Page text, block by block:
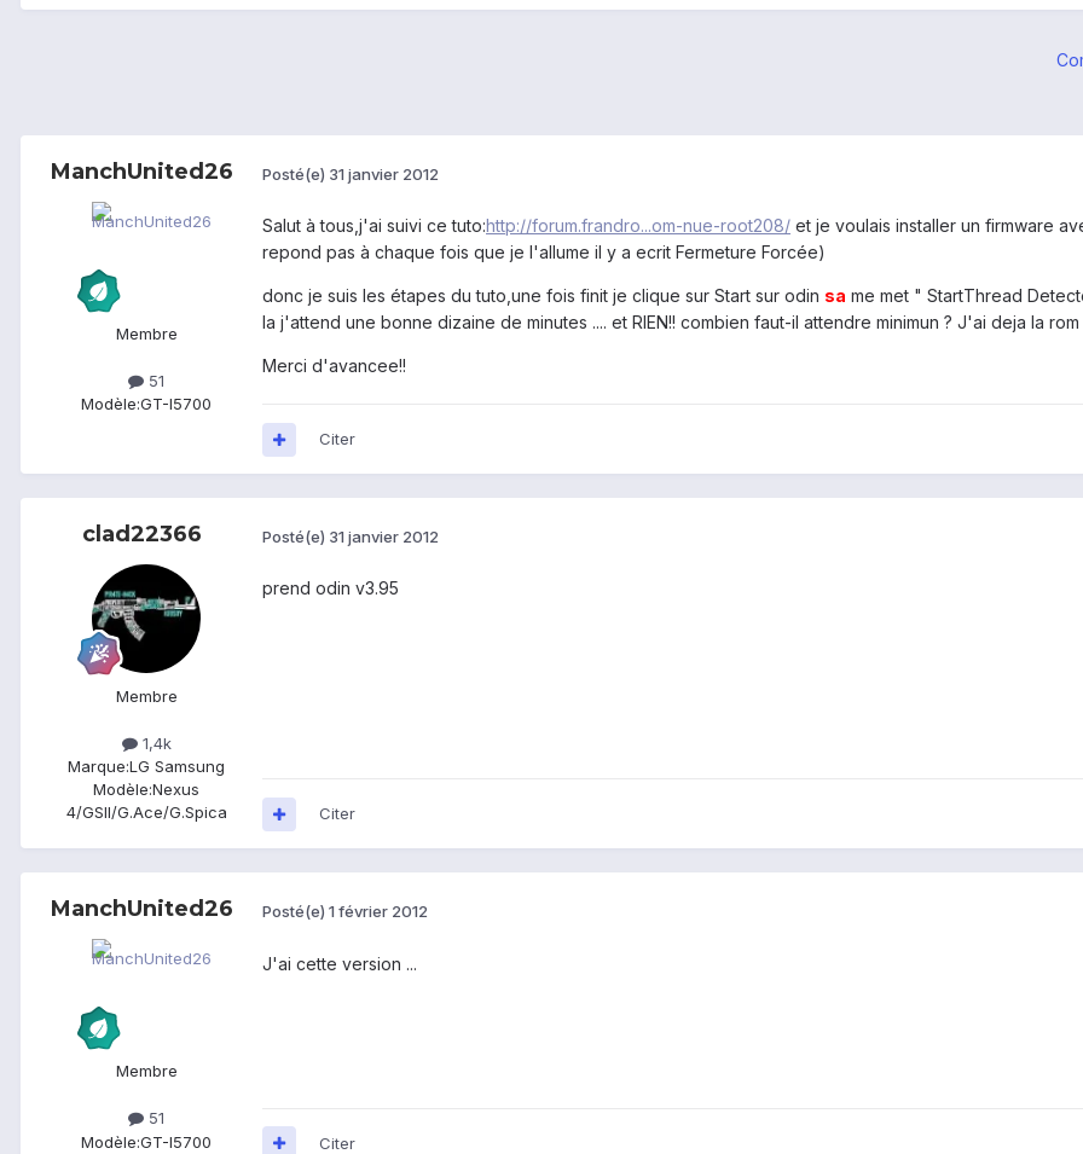
ManchUnited26
Membre
51
Modèle:GT-I5700
Posté(e) 31 janvier 2012
Salut à tous,j'ai suivi ce tuto:http://forum.frandro...om-nue-root208/ et je voulais installer un firmware
repond pas à chaque fois que je l'allume il y a ecrit Fermeture Forcée)
donc je suis les étapes du tuto,une fois finit je clique sur Start sur odin sa me met " StartThread
la j'attend une bonne dizaine de minutes .... et RIEN!! combien faut-il attendre minimun ? J'ai deja la
Merci d'avancee!!
Citer
clad22366
Membre
1,4k
Marque:LG Samsung
Modèle:Nexus
4/GSII/G.Ace/G.Spica
Posté(e) 31 janvier 2012
prend odin v3.95
Citer
ManchUnited26
Membre
51
Modèle:GT-I5700
Posté(e) 1 février 2012
J'ai cette version ...
Citer